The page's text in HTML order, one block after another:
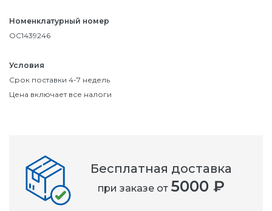
Номенклатурный номер
OC1439246
Условия
Срок поставки 4-7 недель
Цена включает все налоги
Бесплатная доставка
при заказе от 5000 ₽